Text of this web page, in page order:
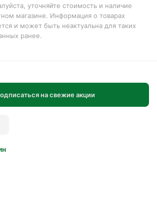
уточняйте стоимость и наличие
магазине. Информация о товарах
и может быть неактуальна для таких
ранее.
на свежие акции